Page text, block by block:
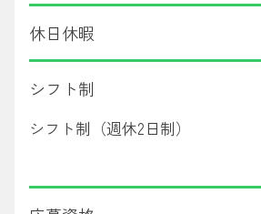
休日休暇
シフト制
シフト制（週休2日制）